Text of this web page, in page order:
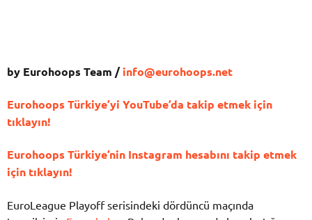
by Eurohoops Team /info@eurohoops.net
Eurohoops Türkiye’yi YouTube’da takip etmek için
tıklayın!
Eurohoops Türkiye’nin Instagram hesabını takip etmek
için tıklayın!
EuroLeague Playoff serisindeki dördüncü maçında